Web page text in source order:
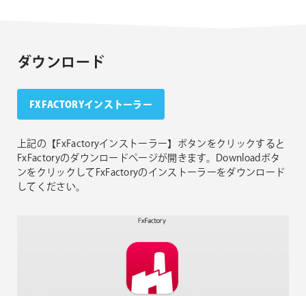
ダウンロード
FXFACTORYインストーラー
上記の【FxFactoryインストーラー】ボタンをクリックすると
FxFactoryのダウンロードページが開きます。Downloadボタ
ンをクリックしてFxFactoryのインストーラーをダウンロード
してください。